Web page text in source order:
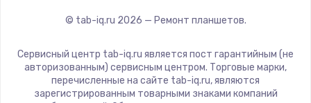
CHUWI
© tab-iq.ru 2026 — Ремонт планшетов.
Сервисный центр tab-iq.ru является пост гарантийным (не
авторизованным) сервисным центром. Торговые марки,
перечисленные на сайте tab-iq.ru, являются
зарегистрированным товарными знаками компаний